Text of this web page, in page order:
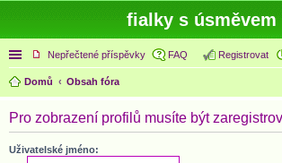
fialky s úsměvem
Rychlé odkazy
Nepřečtené příspěvky FAQ Registrovat
Domů
Obsah fóra
Pro zobrazení profilů musíte být
Uživatelské jméno: